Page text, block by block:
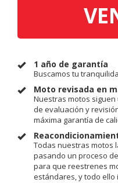
1 año de garantía
Buscamos tu
Moto revisada en
Nuestras motos
de evaluación y
máxima garantía de
Todas nuestras motos
pasando un proceso
para que reestrenes
estándares, y todo ello